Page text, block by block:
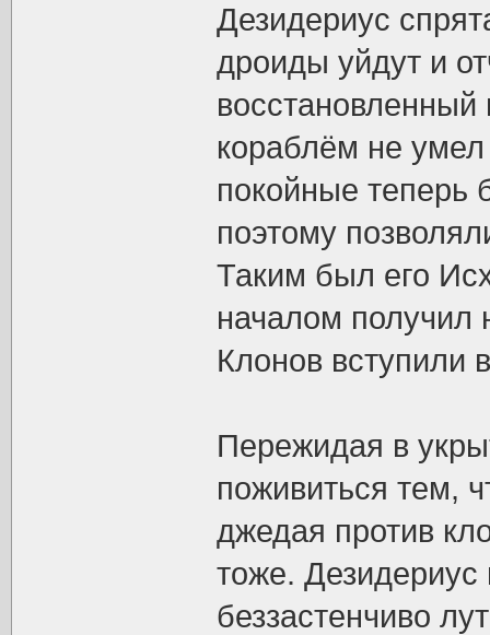
Дезидериус
дроиды уйдут и
кораблём не
покойные теперь
поэтому
Таким был его
началом получил
Клонов
Пережидая в
поживиться тем,
джедая против
тоже. Дезидериус
беззастенчиво